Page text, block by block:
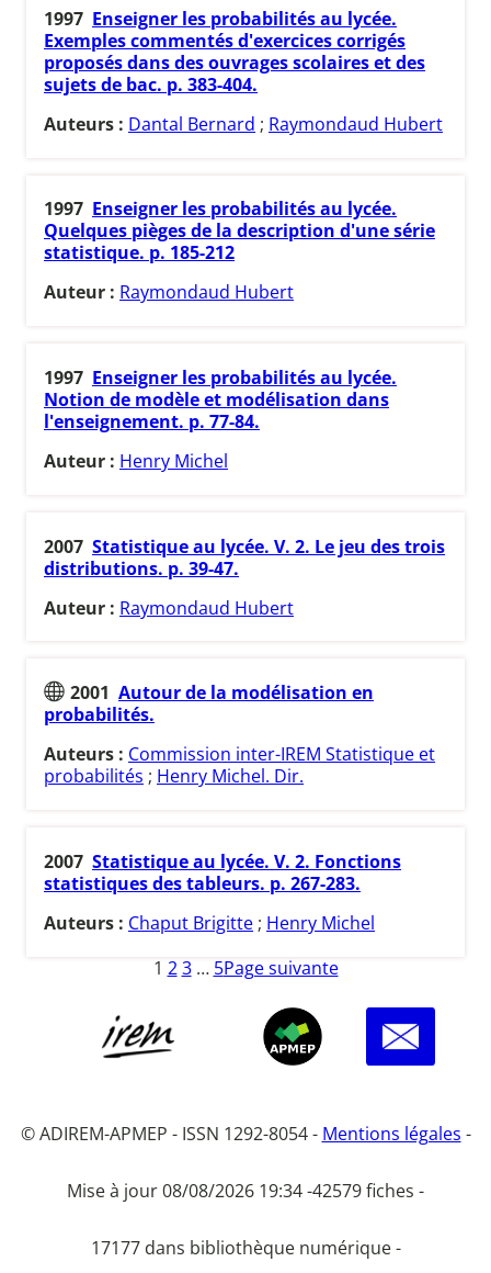
1997 Enseigner les probabilités au lycée.
Exemples commentés d'exercices corrigés
proposés dans des ouvrages scolaires et des
sujets de bac. p. 383-404.
Auteurs : Dantal Bernard ; Raymondaud Hubert
1997 Enseigner les probabilités au lycée.
Quelques pièges de la description d'une série
statistique. p. 185-212
Auteur : Raymondaud Hubert
1997 Enseigner les probabilités au lycée.
Notion de modèle et modélisation dans
l'enseignement. p. 77-84.
Auteur : Henry Michel
2007 Statistique au lycée. V. 2. Le jeu des trois
distributions. p. 39-47.
Auteur : Raymondaud Hubert
2001 Autour de la modélisation en
probabilités.
Auteurs : Commission inter-IREM Statistique et
probabilités ; Henry Michel. Dir.
2007 Statistique au lycée. V. 2. Fonctions
statistiques des tableurs. p. 267-283.
Auteurs : Chaput Brigitte ; Henry Michel
1 2 3 … 5Page suivante
© ADIREM-APMEP - ISSN 1292-8054 - Mentions légales -
Mise à jour 08/08/2026 19:34 -42579 fiches -
17177 dans bibliothèque numérique -